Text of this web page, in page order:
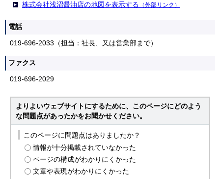
株式会社浅沼醤油店の地図を表示する （外部リンク）
電話
019-696-2033（担当：社長、又は営業部まで）
ファクス
019-696-2029
よりよいウェブサイトにするために、このページにどのよう
な問題点があったかをお聞かせください。
このページに問題点はありましたか？
情報が十分掲載されていなかった
ページの構成がわかりにくかった
文章や表現がわかりにくかった